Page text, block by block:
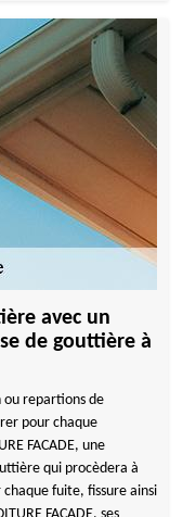
avec un
de gouttière à
repartions de
pour chaque
FACADE, une
qui procèdera à
chaque fuite, fissure ainsi